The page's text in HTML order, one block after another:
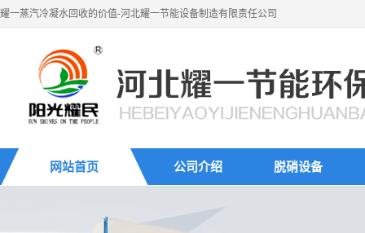
耀一蒸汽冷凝水回收的价值-河北耀一节能设备制造有限责任公司
网站首页 公司介绍 脱硝设备